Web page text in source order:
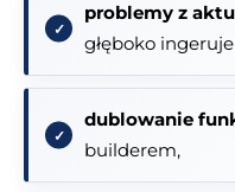
problemy z
głęboko
dublowanie
builderem,